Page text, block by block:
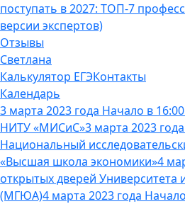
поступать в 2027: ТОП-7
версии экспертов)
Отзывы
Светлана
Калькулятор ЕГЭКонтакты
Календарь
3 марта 2023 года Начало в
НИТУ «МИСиС»3 марта 2023
Национальный
«Высшая школа экономики»4
открытых дверей Университета
(МГЮА)4 марта 2023 года